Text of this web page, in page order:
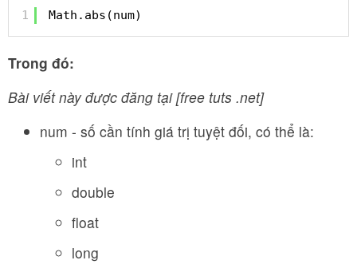
1 Math.abs(num)
Trong đó:
Bài viết này được đăng tại [free tuts .net]
num - số cần tính giá trị tuyệt đối, có thể là:
int
double
float
long